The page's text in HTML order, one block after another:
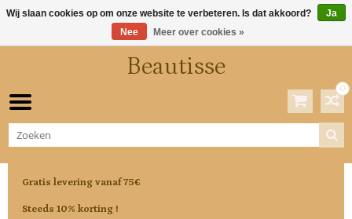
Beautisse
0
Gratis levering vanaf 75€
Steeds 10% korting !
Wij slaan cookies op om onze website te verbeteren. Is dat akkoord?
Ja
Nee
Meer over cookies »